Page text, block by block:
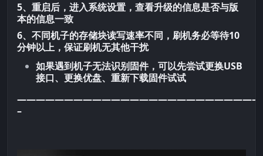
5、重启后，进入系统设置，查看升级的信息是否与版
本的信息一致
6、不同机子的存储块读写速率不同，刷机务必等待10
分钟以上，保证刷机无其他干扰
如果遇到机子无法识别固件，可以先尝试更换USB
接口、更换优盘、重新下载固件试试
–